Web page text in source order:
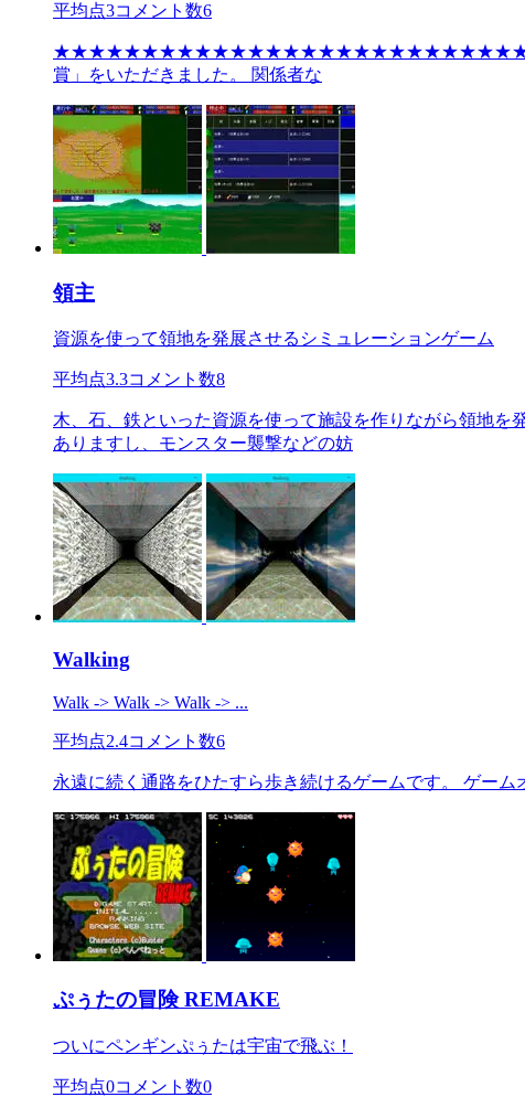
平均点3コメント数6
★★★★★★★★★★★★★★★★★★★★★★★★★★★★★★★★★★ こ
賞」をいただきました。 関係者な
領主
資源を使って領地を発展させるシミュレーションゲーム
平均点3.3コメント数8
木、石、鉄といった資源を使って施設を作りながら領地
ありますし、モンスター襲撃などの妨
Walking
Walk -> Walk -> Walk -> ...
平均点2.4コメント数6
永遠に続く通路をひたすら歩き続けるゲームです。 ゲー
ぷぅたの冒険 REMAKE
ついにペンギンぷぅたは宇宙で飛ぶ！
平均点0コメント数0